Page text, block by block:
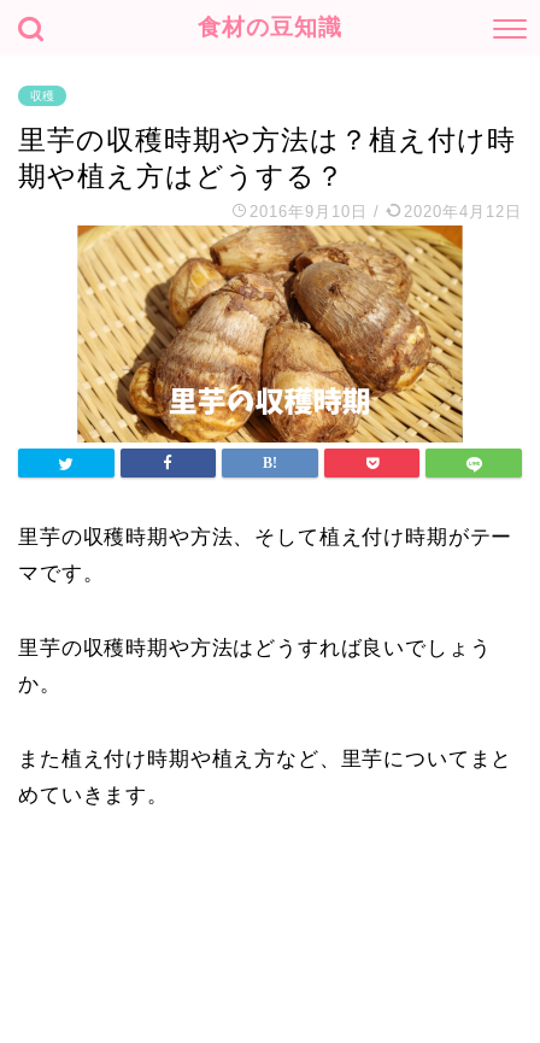
食材の豆知識
収穫
里芋の収穫時期や方法は？植え付け時
期や植え方はどうする？
2016年9月10日 / 2020年4月12日
里芋の収穫時期や方法、そして植え付け時期がテー
マです。
里芋の収穫時期や方法はどうすれば良いでしょう
か。
また植え付け時期や植え方など、里芋についてまと
めていきます。